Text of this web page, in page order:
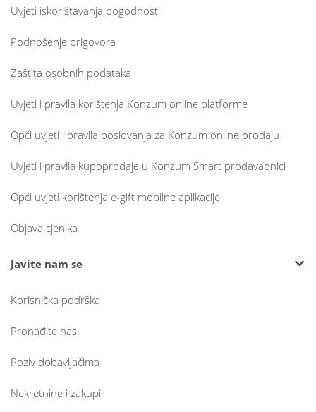
Uvjeti iskorištavanja pogodnosti
Podnošenje prigovora
Zaštita osobnih podataka
Uvjeti i pravila korištenja Konzum online platforme
Opći uvjeti i pravila poslovanja za Konzum online prodaju
Uvjeti i pravila kupoprodaje u Konzum Smart prodavaonici
Opći uvjeti korištenja e-gift mobilne aplikacije
Objava cjenika
Javite nam se
Korisnička podrška
Pronađite nas
Poziv dobavljačima
Nekretnine i zakupi